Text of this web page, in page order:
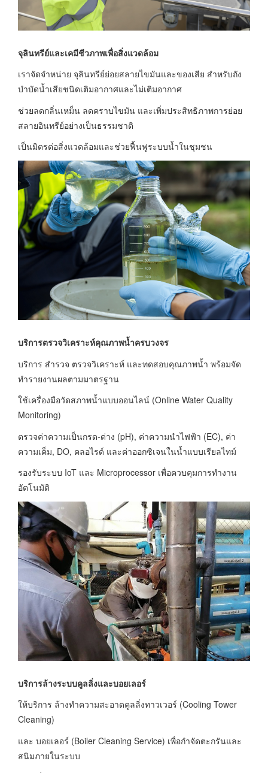
จุลินทรีย์และเคมีชีวภาพเพื่อสิ่งแวดล้อม
เราจัดจำหน่าย จุลินทรีย์ย่อยสลายไขมันและของเสีย สำหรับถัง
บำบัดน้ำเสียชนิดเติมอากาศและไม่เติมอากาศ
ช่วยลดกลิ่นเหม็น ลดคราบไขมัน และเพิ่มประสิทธิภาพการย่อย
สลายอินทรีย์อย่างเป็นธรรมชาติ
เป็นมิตรต่อสิ่งแวดล้อมและช่วยฟื้นฟูระบบน้ำในชุมชน
บริการตรวจวิเคราะห์คุณภาพน้ำครบวงจร
บริการ สำรวจ ตรวจวิเคราะห์ และทดสอบคุณภาพน้ำ พร้อมจัด
ทำรายงานผลตามมาตรฐาน
ใช้เครื่องมือวัดสภาพน้ำแบบออนไลน์ (Online Water Quality
Monitoring)
ตรวจค่าความเป็นกรด-ด่าง (pH), ค่าความนำไฟฟ้า (EC), ค่า
ความเค็ม, DO, คลอไรด์ และค่าออกซิเจนในน้ำแบบเรียลไทม์
รองรับระบบ IoT และ Microprocessor เพื่อควบคุมการทำงาน
อัตโนมัติ
บริการล้างระบบคูลลิ่งและบอยเลอร์
ให้บริการ ล้างทำความสะอาดคูลลิ่งทาวเวอร์ (Cooling Tower
Cleaning)
และ บอยเลอร์ (Boiler Cleaning Service) เพื่อกำจัดตะกรันและ
สนิมภายในระบบ